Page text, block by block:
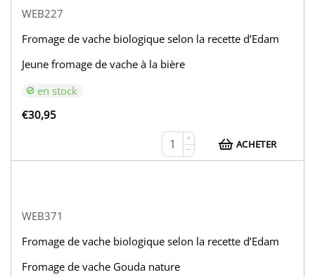
WEB227
Fromage de vache biologique selon la recette d’Edam
Jeune fromage de vache à la bière
en stock
€30,95
+
−
ACHETER
WEB371
Fromage de vache biologique selon la recette d’Edam
Fromage de vache Gouda nature